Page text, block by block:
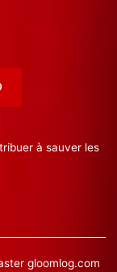
à sauver les
gloomlog.com